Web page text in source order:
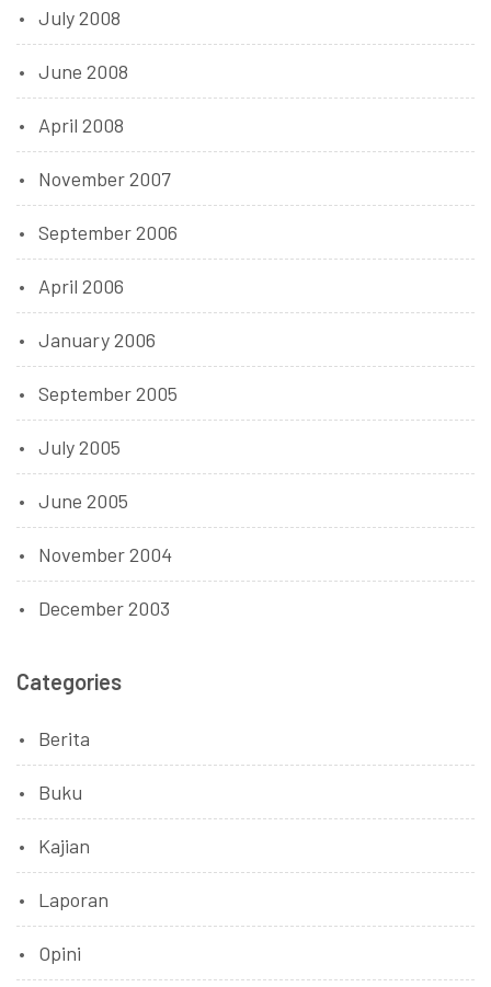
July 2008
June 2008
April 2008
November 2007
September 2006
April 2006
January 2006
September 2005
July 2005
June 2005
November 2004
December 2003
Categories
Berita
Buku
Kajian
Laporan
Opini